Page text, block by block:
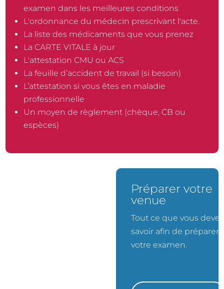
examen dans les meilleures conditions
L'ordonnance du médecin prescrivant l'acte.
La liste des médicaments que vous prenez
La CARTE VITALE à jour
L'attestation CMU ou ACS
La feuille d’accident de travail (si besoin)
L’attestation si vous êtes en maladie
professionnelle
Un moyen de règlement (chèque, CB ou
espèces)
Préparer votre
venue
Tout ce que vous devez
savoir afin de préparer
votre examen.